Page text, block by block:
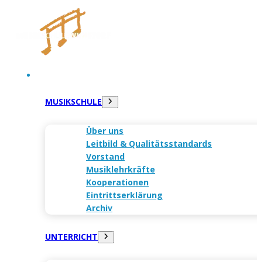
MUSIKSCHULE
Über uns
Leitbild & Qualitäts­standards
Vorstand
Musiklehrkräfte
Kooperationen
Eintrittserklärung
Archiv
UNTERRICHT